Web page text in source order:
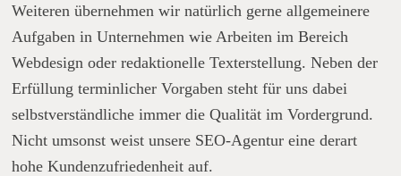
Weiteren übernehmen wir natürlich gerne allgemeinere
Aufgaben in Unternehmen wie Arbeiten im Bereich
Webdesign oder redaktionelle Texterstellung. Neben der
Erfüllung terminlicher Vorgaben steht für uns dabei
selbstverständliche immer die Qualität im Vordergrund.
Nicht umsonst weist unsere SEO-Agentur eine derart
hohe Kundenzufriedenheit auf.